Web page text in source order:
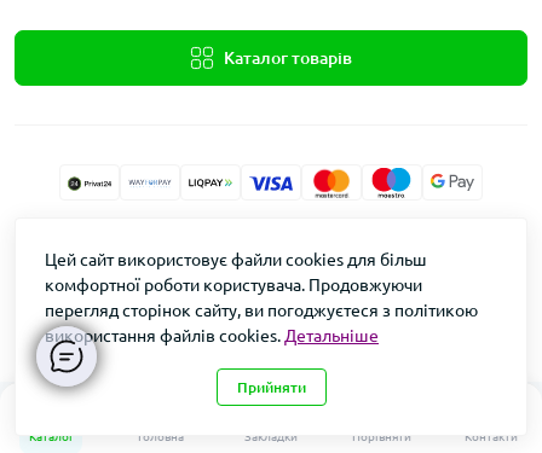
Каталог Головна Закладки
0
Порівняти Контакти
Каталог товарів
Формула Врожаю © 2026
Цей сайт використовує файли cookies для більш
комфортної роботи користувача. Продовжуючи
перегляд сторінок сайту, ви погоджуєтеся з політикою
використання файлів cookies. Детальніше
Прийняти